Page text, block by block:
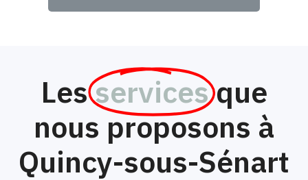
Lesservices que
nous proposons à
Quincy-sous-Sénart